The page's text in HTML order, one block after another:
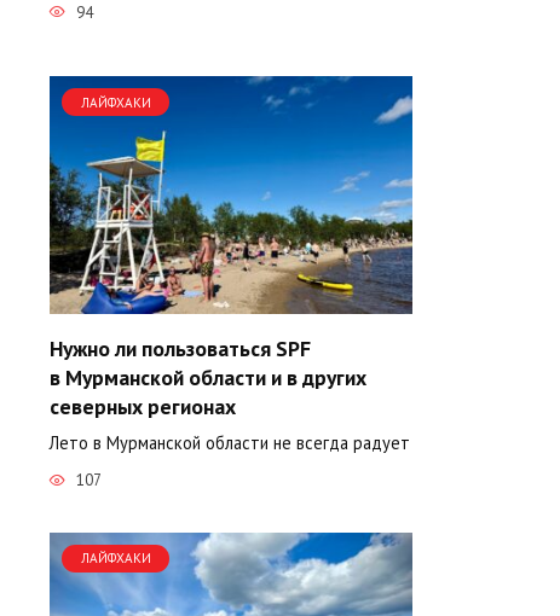
94
ЛАЙФХАКИ
Нужно ли пользоваться SPF
в Мурманской области и в других
северных регионах
Лето в Мурманской области не всегда радует
107
ЛАЙФХАКИ